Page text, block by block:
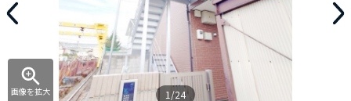
画像を拡大 1/24